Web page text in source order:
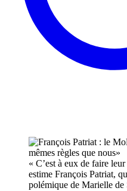
« C’est à eux de faire
estime François Patriat,
polémique de Marielle de